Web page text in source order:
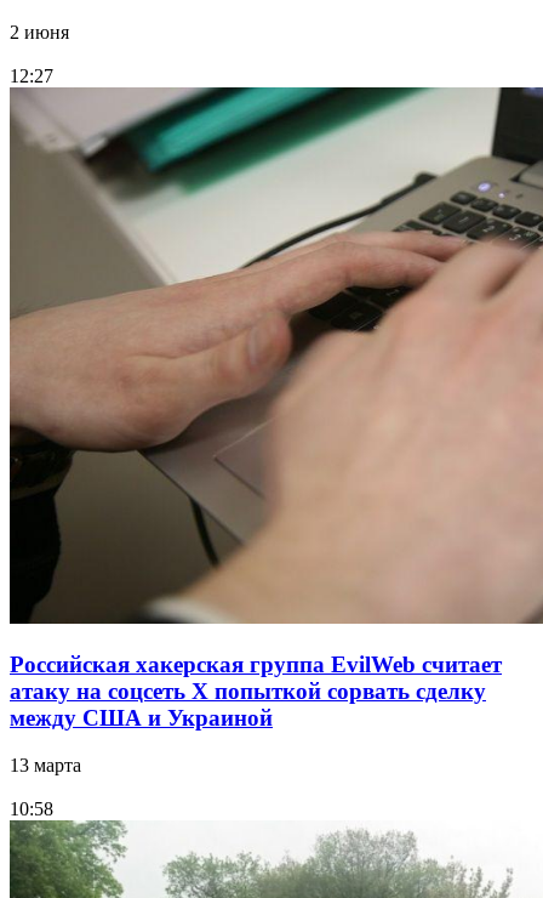
2 июня
12:27
Российская хакерская группа EvilWeb считает
атаку на соцсеть Х попыткой сорвать сделку
между США и Украиной
13 марта
10:58